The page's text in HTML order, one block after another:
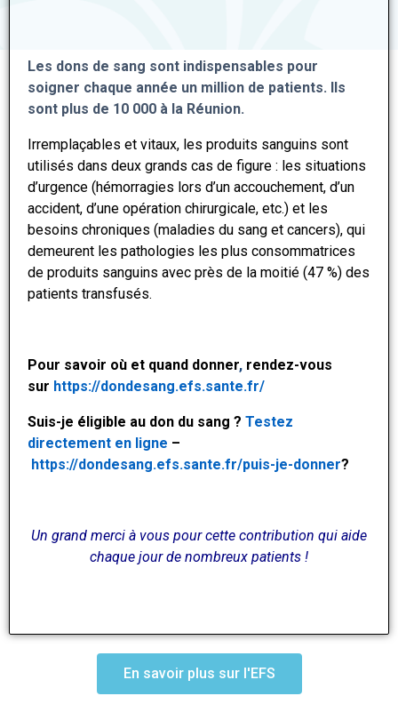
Les dons de sang sont indispensables pour
soigner chaque année un million de patients. Ils
sont plus de 10 000 à la Réunion.
Irremplaçables et vitaux, les produits sanguins sont
utilisés dans deux grands cas de figure : les situations
d’urgence (hémorragies lors d’un accouchement, d’un
accident, d’une opération chirurgicale, etc.) et les
besoins chroniques (maladies du sang et cancers), qui
demeurent les pathologies les plus consommatrices
de produits sanguins avec près de la moitié (47 %) des
patients transfusés.
Pour savoir où et quand donner, rendez-vous
sur https://dondesang.efs.sante.fr/
Suis-je éligible au don du sang ? Testez
directement en ligne –
https://dondesang.efs.sante.fr/puis-je-donner?
Un grand merci à vous pour cette contribution qui aide
chaque jour de nombreux patients !
En savoir plus sur l'EFS